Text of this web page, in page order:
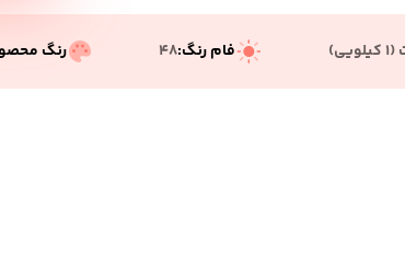
فام رنگ:48 رنگ